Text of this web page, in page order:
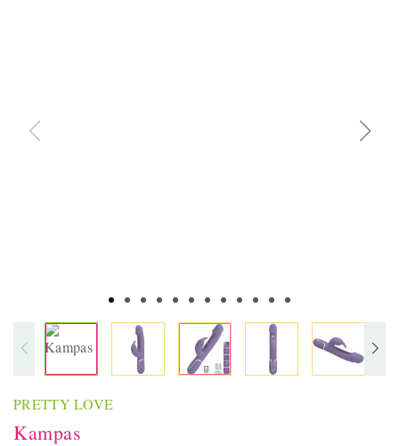
PRETTY LOVE
Kampas